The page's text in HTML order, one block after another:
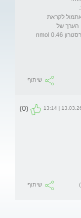
אתמול לקראת
הקרוב. הערך של
שיתוף
13.03.26 |
(0)
שיתוף